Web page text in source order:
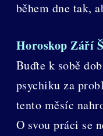
během dne tak,
Horoskop Září
Buďte k sobě
psychiku za
tento měsíc
O svou práci se